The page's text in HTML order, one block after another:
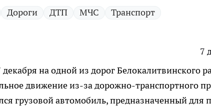
Дороги ДТП МЧС Транспорт
7
на одной из дорог Белокалитвинского
движение из-за дорожно-транспортного
грузовой автомобиль, предназначенный для